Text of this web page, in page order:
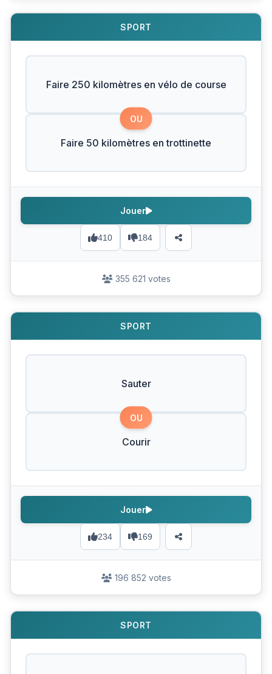
SPORT
Faire 250 kilomètres en vélo de course
OU
Faire 50 kilomètres en trottinette
410 184
Jouer
355 621 votes
SPORT
Sauter
OU
Courir
234 169
Jouer
196 852 votes
SPORT